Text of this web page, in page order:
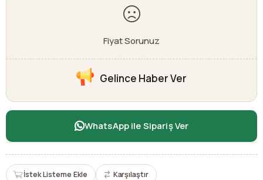
Fiyat Sorunuz
Gelince Haber Ver
WhatsApp ile Sipariş Ver
İstek Listeme Ekle Karşılaştır